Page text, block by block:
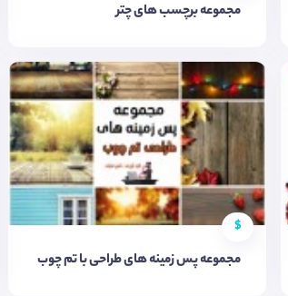
مجموعه برچسب های چتر
$
مجموعه پس زمینه های طراحی با تم چوب